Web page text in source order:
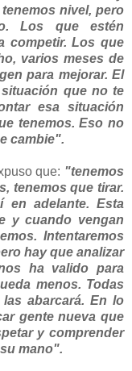
nivel, pero
Los que estén
competir. Los que
varios meses de
para mejorar. El
que no te
esa situación
tenemos. Eso no
cambie".
que: "tenemos
tenemos que tirar.
adelante. Esta
y cuando vengan
Intentaremos
hay que analizar
ha valido para
menos. Todas
abarcará. En lo
gente nueva que
y comprender
mano".